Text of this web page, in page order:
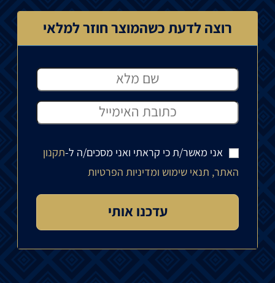
רוצה לדעת כשהמוצר חוזר למלאי
אני מאשר/ת כי קראתי ואני מסכים/ה ל-תקנון
האתר, תנאי שימוש ומדיניות הפרטיות